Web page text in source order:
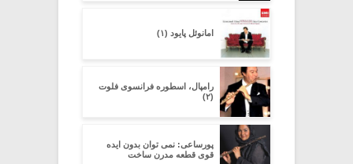
امانوئل پایود (۱)
رامپال، اسطوره فرانسوی فلوت
(۲)
پورساعی: نمی توان بدون ایده
قوی قطعه مدرن ساخت